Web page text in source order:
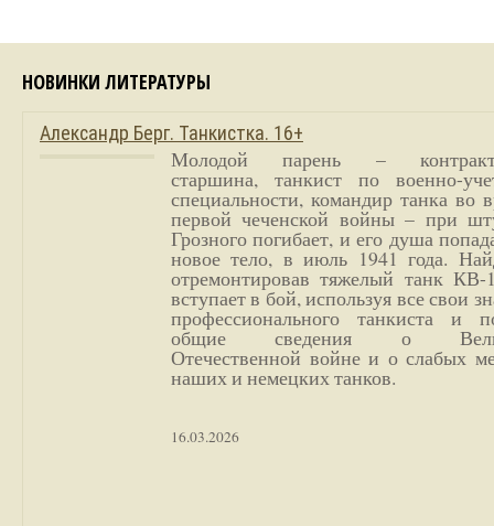
НОВИНКИ ЛИТЕРАТУРЫ
Александр Берг. Танкистка. 16+
Молодой парень –
старшина, танкист по военно-
специальности, командир танка во
первой чеченской войны – при
Грозного погибает, и его душа
новое тело, в июль 1941 года.
отремонтировав тяжелый танк
вступает в бой, используя все свои
профессионального танкиста и
общие сведения о
Отечественной войне и о слабых
наших и немецких танков.
16.03.2026